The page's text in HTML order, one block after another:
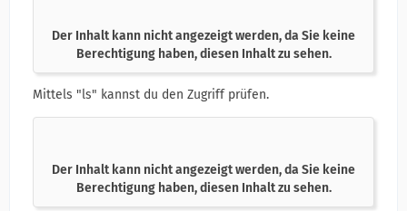
Der Inhalt kann nicht angezeigt werden, da Sie keine
Berechtigung haben, diesen Inhalt zu sehen.
Mittels "ls" kannst du den Zugriff prüfen.
Der Inhalt kann nicht angezeigt werden, da Sie keine
Berechtigung haben, diesen Inhalt zu sehen.